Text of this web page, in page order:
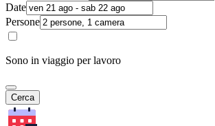
Date
Persone
Sono in viaggio per lavoro
Cerca